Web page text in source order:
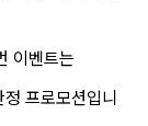
이벤트는
프로모션입니